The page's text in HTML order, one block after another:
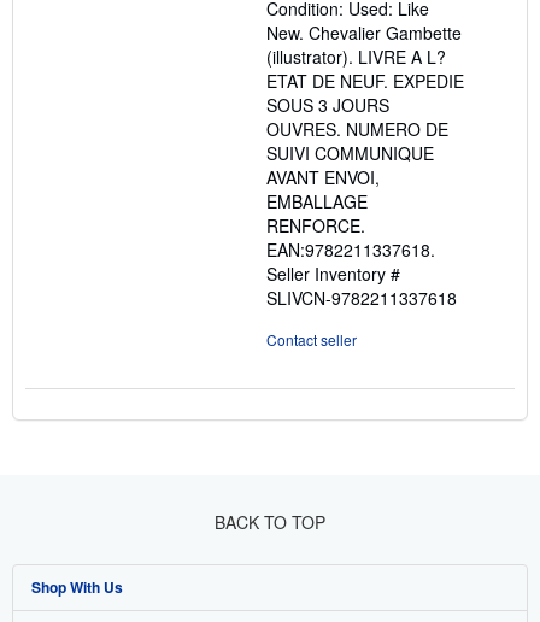
of
5
stars
Condition: Used: Like
New. Chevalier Gambette
(illustrator). LIVRE A L?
ETAT DE NEUF. EXPEDIE
SOUS 3 JOURS
OUVRES. NUMERO DE
SUIVI COMMUNIQUE
AVANT ENVOI,
EMBALLAGE
RENFORCE.
EAN:9782211337618.
Seller Inventory #
SLIVCN-9782211337618
Contact seller
BACK TO TOP
Shop With Us